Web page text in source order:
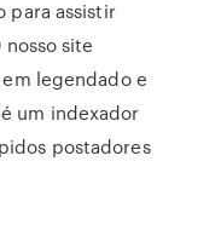
para assistir
site
legendado e
um indexador
postadores